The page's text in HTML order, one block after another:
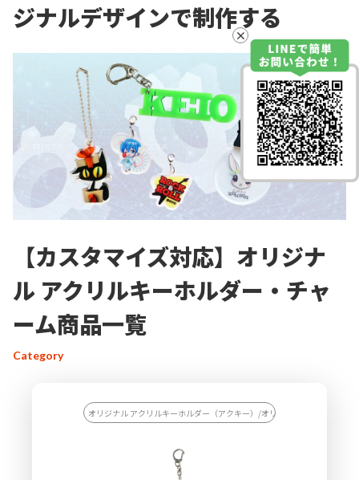
ジナルデザインで制作する
【カスタマイズ対応】オリジナ
ル アクリルキーホルダー・チャ
ーム商品一覧
Category
オリジナル アクリルキーホルダー（アクキー）/オリジナル キーホルダ